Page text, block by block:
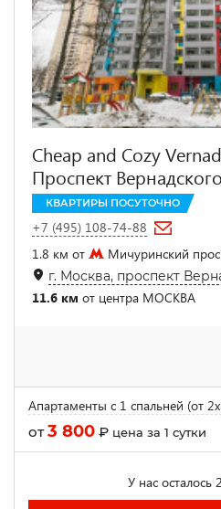
Cheap and Cozy
Проспект
КВАРТИРЫ ПОСУТОЧНО
+7 (495) 108-74-88
1.8 км от
Мичуринский
г. Москва, проспект
11.6 км от центра МОСКВА
Апартаменты с 1 спальней (от 2х
от3 800 ₽ цена за 1 сутки
У нас осталось